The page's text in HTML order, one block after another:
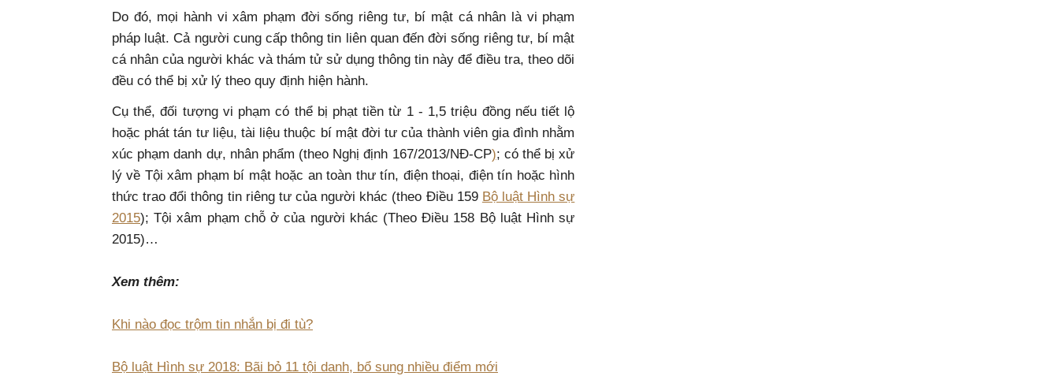
Do đó, mọi hành vi xâm phạm đời sống riêng tư, bí mật cá nhân là vi phạm
pháp luật. Cả người cung cấp thông tin liên quan đến đời sống riêng tư, bí mật
cá nhân của người khác và thám tử sử dụng thông tin này để điều tra, theo dõi
đều có thể bị xử lý theo quy định hiện hành.
Cụ thể, đối tượng vi phạm có thể bị phạt tiền từ 1 - 1,5 triệu đồng nếu tiết lộ
hoặc phát tán tư liệu, tài liệu thuộc bí mật đời tư của thành viên gia đình nhằm
xúc phạm danh dự, nhân phẩm (theo Nghị định 167/2013/NĐ-CP); có thể bị xử
lý về Tội xâm phạm bí mật hoặc an toàn thư tín, điện thoại, điện tín hoặc hình
thức trao đổi thông tin riêng tư của người khác (theo Điều 159 Bộ luật Hình sự
2015); Tội xâm phạm chỗ ở của người khác (Theo Điều 158 Bộ luật Hình sự
2015)…
Xem thêm:
Khi nào đọc trộm tin nhắn bị đi tù?
Bộ luật Hình sự 2018: Bãi bỏ 11 tội danh, bổ sung nhiều điểm mới